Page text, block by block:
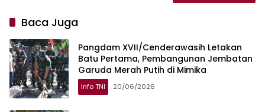
Baca Juga
Pangdam XVII/Cenderawasih Letakan
Batu Pertama, Pembangunan Jembatan
Garuda Merah Putih di Mimika
Info TNI 20/06/2026